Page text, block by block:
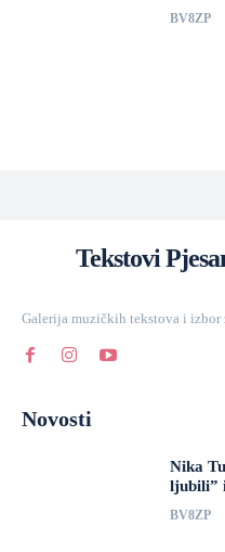
BV8ZP
Tekstovi
Galerija muzičkih tekstova i izbor
Novosti
Nika
ljubili”
BV8ZP